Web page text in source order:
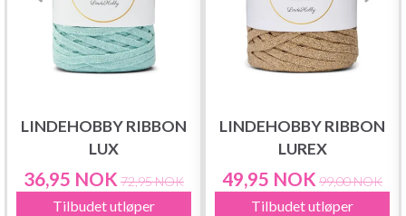
LINDEHOBBY RIBBON
LUX
36,95 NOK 72,95 NOK
Tilbudet utløper
LINDEHOBBY RIBBON
LUREX
49,95 NOK 99,00 NOK
Tilbudet utløper